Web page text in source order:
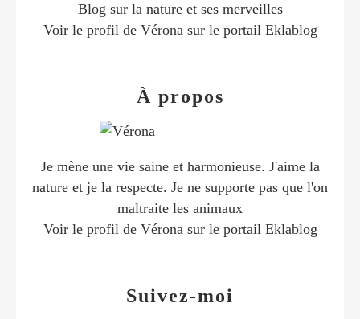
Blog sur la nature et ses merveilles
Voir le profil de Véronasur le portail Eklablog
Suivez-moi
À propos
Je mène une vie saine et harmonieuse. J'aime la
nature et je la respecte. Je ne supporte pas que l'on
maltraite les animaux
Voir le profil de Véronasur le portail Eklablog